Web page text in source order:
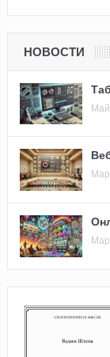
НОВОСТИ